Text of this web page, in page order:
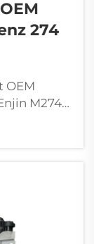
274
OEM
M274